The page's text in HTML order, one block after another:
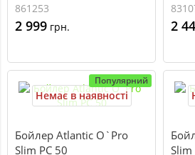
861253
2 999 грн. 2
Популярний
Немає в наявності
Бойлер Atlantic O`Pro
Slim PC 50
Slim